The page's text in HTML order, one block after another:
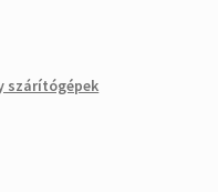
szárítógépek